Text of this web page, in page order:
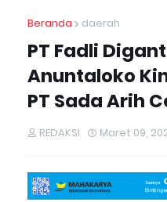
Beranda daerah
PT Fadli
Anuntaloko
PT Sada Arih
REDAKSI Maret 09,